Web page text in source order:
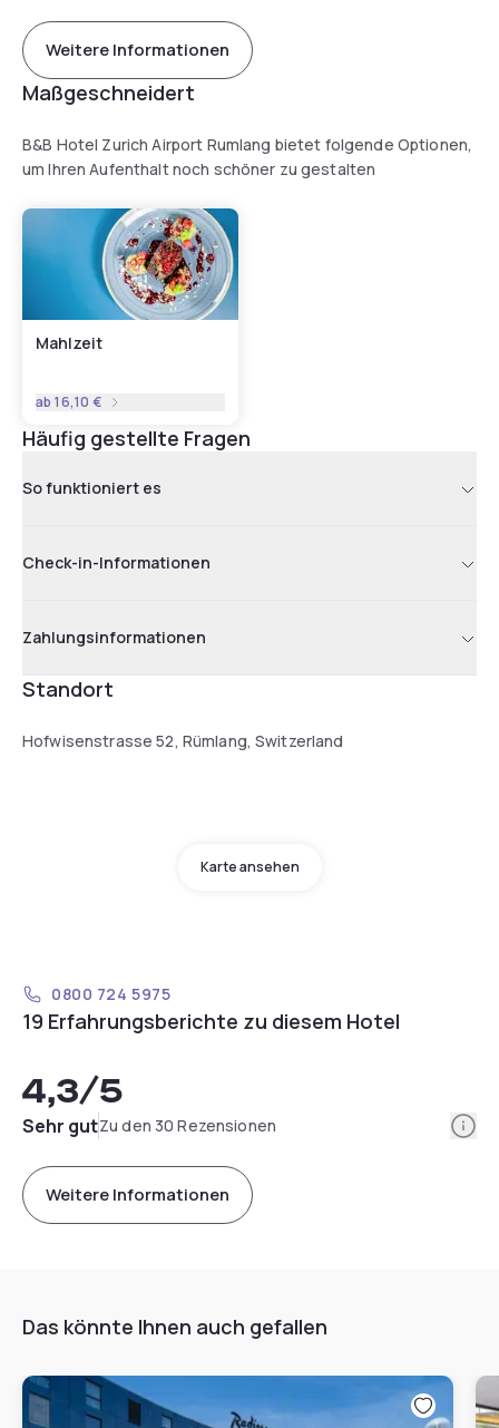
Weitere Informationen
Maßgeschneidert
B&B Hotel Zurich Airport Rumlang bietet folgende Optionen,
um Ihren Aufenthalt noch schöner zu gestalten
Mahlzeit
ab16,10 €
Häufig gestellte Fragen
So funktioniert es
Check-in-Informationen
Zahlungsinformationen
Standort
Hofwisenstrasse 52, Rümlang, Switzerland
Karte ansehen
0800 724 5975
19 Erfahrungsberichte zu diesem Hotel
4,3/5
Sehr gutZu den 30 Rezensionen
Weitere Informationen
Das könnte Ihnen auch gefallen